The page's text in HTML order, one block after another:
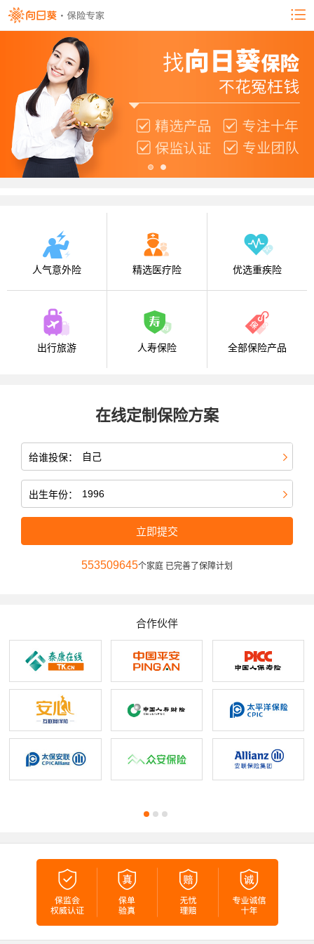
人气意外险 精选医疗险 优选重疾险
出行旅游 人寿保险 全部保险产品
在线定制保险方案
给谁投保：
出生年份：
立即提交
553509645个家庭 已完善了保障计划
合作伙伴